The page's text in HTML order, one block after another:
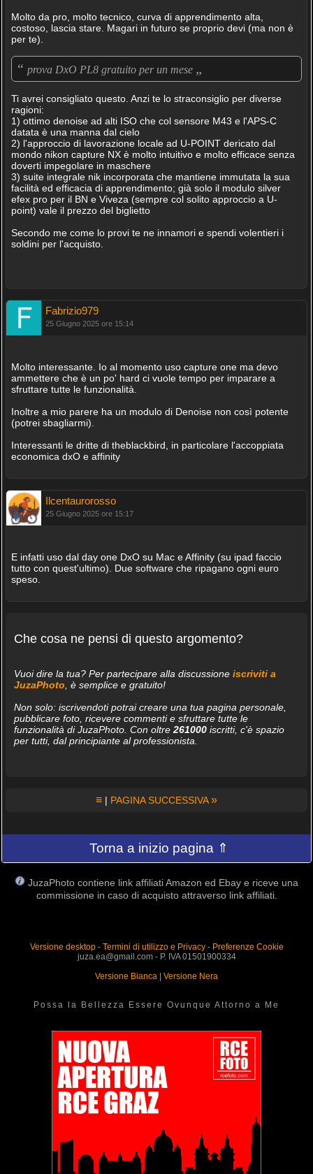
Molto da pro, molto tecnico, curva di apprendimento alta,
costoso, lascia stare. Magari in futuro se proprio devi (ma non è
per te).
“ prova DxO PL8 gratuito per un mese „
Ti avrei consigliato questo. Anzi te lo straconsiglio per diverse
ragioni:
1) ottimo denoise ad alti ISO che col sensore M43 e l'APS-C
datata è una manna dal cielo
2) l'approccio di lavorazione locale ad U-POINT dericato dal
mondo nikon capture NX è molto intuitivo e molto efficace senza
doverti impegolare in maschere
3) suite integrale nik incorporata che mantiene immutata la sua
facilità ed efficacia di apprendimento; già solo il modulo silver
efex pro per il BN e Viveza (sempre col solito approccio a U-
point) vale il prezzo del biglietto
Secondo me come lo provi te ne innamori e spendi volentieri i
soldini per l'acquisto.
Fabrizio979
25 Giugno 2025 ore 15:14
Molto interessante. Io al momento uso capture one ma devo
ammettere che è un po' hard ci vuole tempo per imparare a
sfruttare tutte le funzionalità.
Inoltre a mio parere ha un modulo di Denoise non così potente
(potrei sbagliarmi).
Interessanti le dritte di theblackbird, in particolare l'accoppiata
economica dxO e affinity
Ilcentaurorosso
25 Giugno 2025 ore 15:17
E infatti uso dal day one DxO su Mac e Affinity (su ipad faccio
tutto con quest'ultimo). Due software che ripagano ogni euro
speso.
Che cosa ne pensi di questo argomento?
Vuoi dire la tua? Per partecipare alla discussione iscriviti a
JuzaPhoto , è semplice e gratuito!
Non solo: iscrivendoti potrai creare una tua pagina personale,
pubblicare foto, ricevere commenti e sfruttare tutte le
funzionalità di JuzaPhoto. Con oltre 261000iscritti, c'è spazio
per tutti, dal principiante al professionista.
≡ | PAGINA SUCCESSIVA»
Torna a inizio pagina ⇑
JuzaPhoto contiene link affiliati Amazon ed Ebay e riceve una
commissione in caso di acquisto attraverso link affiliati.
Versione desktop- Termini di utilizzo e Privacy- Preferenze Cookie
juza.ea@gmail.com - P. IVA 01501900334
Versione Bianca | Versione Nera
Possa la Bellezza Essere Ovunque Attorno a Me